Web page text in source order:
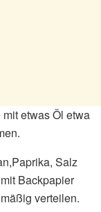
etwas Öl etwa
Salz
Backpapier
verteilen.